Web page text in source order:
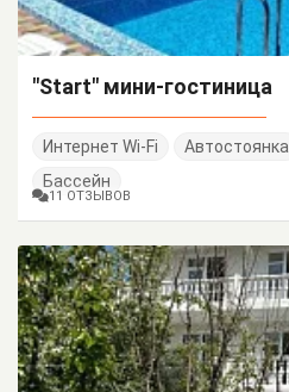
"Start" мини-гостиница
Интернет Wi-Fi Автостоянка
Бассейн
11 ОТЗЫВОВ